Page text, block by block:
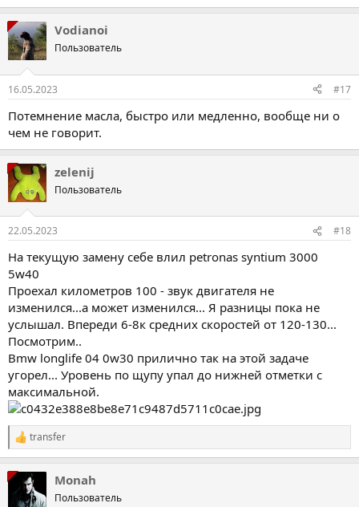
е
а
к
ц
і
Vodianoi
Пользователь
16.05.2023 #17
Потемнение масла, быстро или медленно, вообще ни о
чем не говорит.
zelenij
Пользователь
22.05.2023 #18
На текущую замену себе влил petronas syntium 3000
5w40
Проехал километров 100 - звук двигателя не
изменился...а может изменился... Я разницы пока не
услышал. Впереди 6-8к средних скоростей от 120-130...
Посмотрим..
Bmw longlife 04 0w30 прилично так на этой задаче
угорел... Уровень по щупу упал до нижней отметки с
максимальной.
Р
е
а
ц
transfer
Monah
Пользователь